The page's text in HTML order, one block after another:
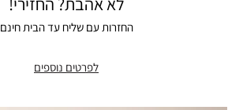
החזרות עם שליח עד הבית חינם
לפרטים נוספים